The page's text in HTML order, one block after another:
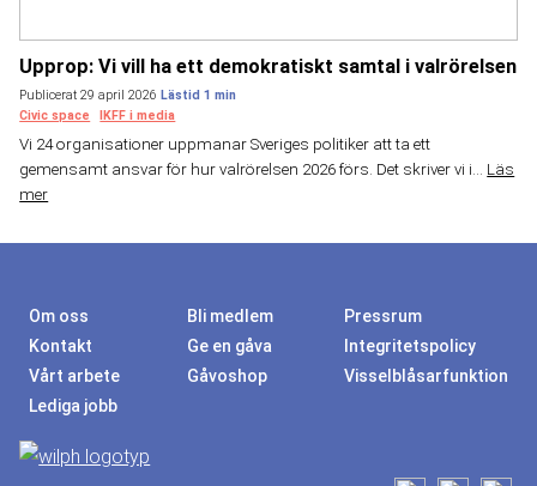
Upprop: Vi vill ha ett demokratiskt samtal i valrörelsen
Publicerat 29 april 2026
Civic space
IKFF i media
Vi 24 organisationer uppmanar Sveriges politiker att ta ett
gemensamt ansvar för hur valrörelsen 2026 förs. Det skriver vi i... Läs
mer
Om oss Bli medlem
Pressrum
Kontakt
Ge en gåva
Integritetspolicy
Vårt arbete
Gåvoshop
Visselblåsarfunktion
Lediga jobb